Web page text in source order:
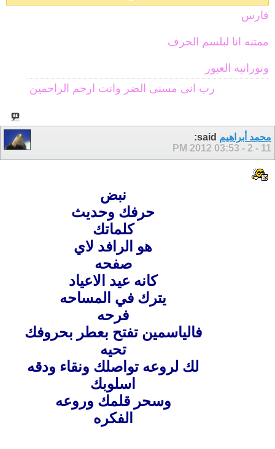
فارس
ممتنه انا لبلسم الحرف
ونورانيه العبور
رب انى مسنى الضر وانت ارحم الراحمين
محمد أبراهيم
11 - 2 - 2012
03:53 PM
نبض
حرفك وحديث
كلماتك
هو الرافد لاي
صفحه
كانه عيد الاعياد
يترك في المساحه
فرحه
فالياسمين تفتح بعطر بحروفك
تحيه
لك لروعه تواصلك ونقاء ودقه
اسلوبك
وسحر قلمك وروعه
الفكره